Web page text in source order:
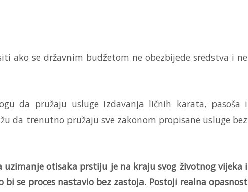
ako se državnim budžetom ne obezbijede sredstva i ne
da pružaju usluge izdavanja ličnih karata, pasoša i
da trenutno pružaju sve zakonom propisane usluge bez
uzimanje otisaka prstiju je na kraju svog životnog vijeka i
se proces nastavio bez zastoja. Postoji realna opasnost